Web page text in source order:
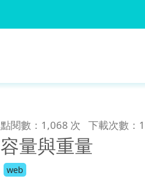
點閱數：1,068 次 下載次數：
容量與重量
web